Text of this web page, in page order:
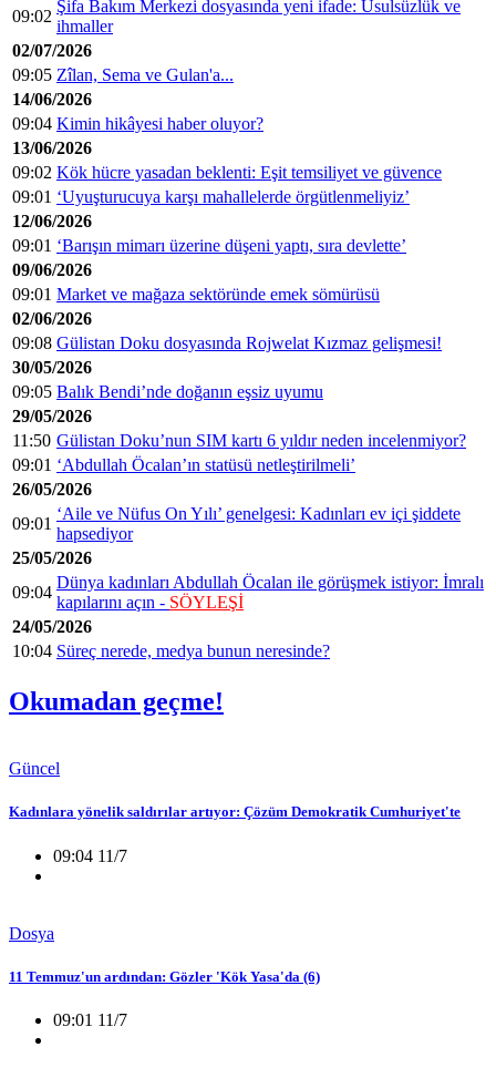
09:02
Şifa Bakım Merkezi dosyasında yeni ifade: Usulsüzlük ve
ihmaller
02/07/2026
09:05 Zîlan, Sema ve Gulan'a...
14/06/2026
09:04 Kimin hikâyesi haber oluyor?
13/06/2026
09:02 Kök hücre yasadan beklenti: Eşit temsiliyet ve güvence
09:01 ‘Uyuşturucuya karşı mahallelerde örgütlenmeliyiz’
12/06/2026
09:01 ‘Barışın mimarı üzerine düşeni yaptı, sıra devlette’
09/06/2026
09:01 Market ve mağaza sektöründe emek sömürüsü
02/06/2026
09:08 Gülistan Doku dosyasında Rojwelat Kızmaz gelişmesi!
30/05/2026
09:05 Balık Bendi’nde doğanın eşsiz uyumu
29/05/2026
11:50 Gülistan Doku’nun SIM kartı 6 yıldır neden incelenmiyor?
09:01 ‘Abdullah Öcalan’ın statüsü netleştirilmeli’
26/05/2026
09:01
‘Aile ve Nüfus On Yılı’ genelgesi: Kadınları ev içi şiddete
hapsediyor
25/05/2026
09:04
Dünya kadınları Abdullah Öcalan ile görüşmek istiyor: İmralı
kapılarını açın - SÖYLEŞİ
24/05/2026
10:04 Süreç nerede, medya bunun neresinde?
Okumadan geçme!
Güncel
Kadınlara yönelik saldırılar artıyor: Çözüm Demokratik Cumhuriyet'te
09:04 11/7
Dosya
11 Temmuz'un ardından: Gözler 'Kök Yasa'da (6)
09:01 11/7